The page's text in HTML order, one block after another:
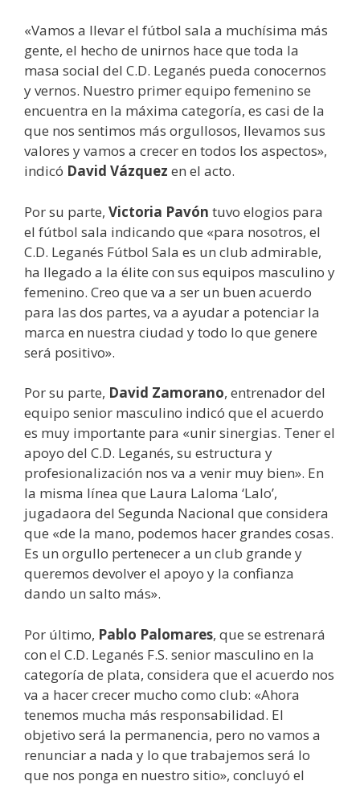
«Vamos a llevar el fútbol sala a muchísima más
gente, el hecho de unirnos hace que toda la
masa social del C.D. Leganés pueda conocernos
y vernos. Nuestro primer equipo femenino se
encuentra en la máxima categoría, es casi de la
que nos sentimos más orgullosos, llevamos sus
valores y vamos a crecer en todos los aspectos»,
indicó David Vázquez en el acto.
Por su parte, Victoria Pavón tuvo elogios para
el fútbol sala indicando que «para nosotros, el
C.D. Leganés Fútbol Sala es un club admirable,
ha llegado a la élite con sus equipos masculino y
femenino. Creo que va a ser un buen acuerdo
para las dos partes, va a ayudar a potenciar la
marca en nuestra ciudad y todo lo que genere
será positivo».
Por su parte, David Zamorano, entrenador del
equipo senior masculino indicó que el acuerdo
es muy importante para «unir sinergias. Tener el
apoyo del C.D. Leganés, su estructura y
profesionalización nos va a venir muy bien». En
la misma línea que Laura Laloma ‘Lalo’,
jugadaora del Segunda Nacional que considera
que «de la mano, podemos hacer grandes cosas.
Es un orgullo pertenecer a un club grande y
queremos devolver el apoyo y la confianza
dando un salto más».
Por último, Pablo Palomares, que se estrenará
con el C.D. Leganés F.S. senior masculino en la
categoría de plata, considera que el acuerdo nos
va a hacer crecer mucho como club: «Ahora
tenemos mucha más responsabilidad. El
objetivo será la permanencia, pero no vamos a
renunciar a nada y lo que trabajemos será lo
que nos ponga en nuestro sitio», concluyó el